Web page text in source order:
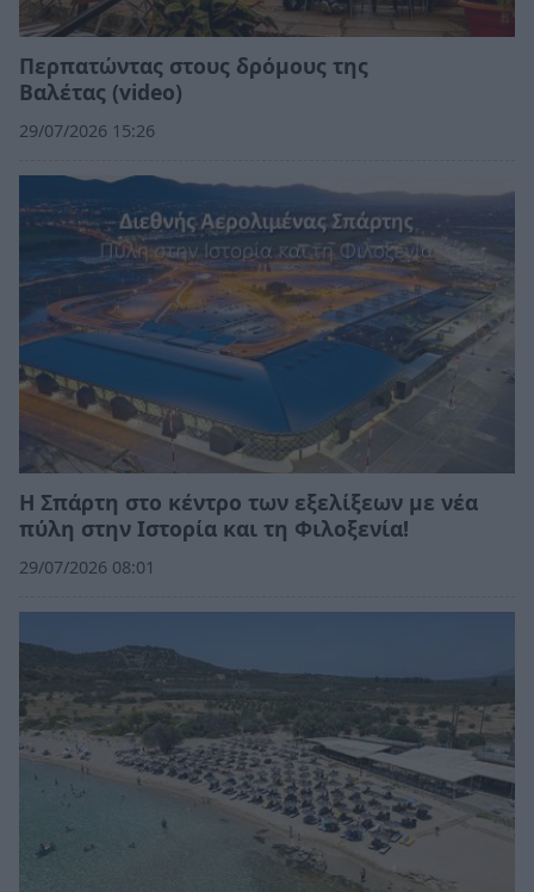
Περπατώντας στους δρόμους της
Βαλέτας (video)
29/07/2026 15:26
Η Σπάρτη στο κέντρο των εξελίξεων με νέα
πύλη στην Ιστορία και τη Φιλοξενία!
29/07/2026 08:01